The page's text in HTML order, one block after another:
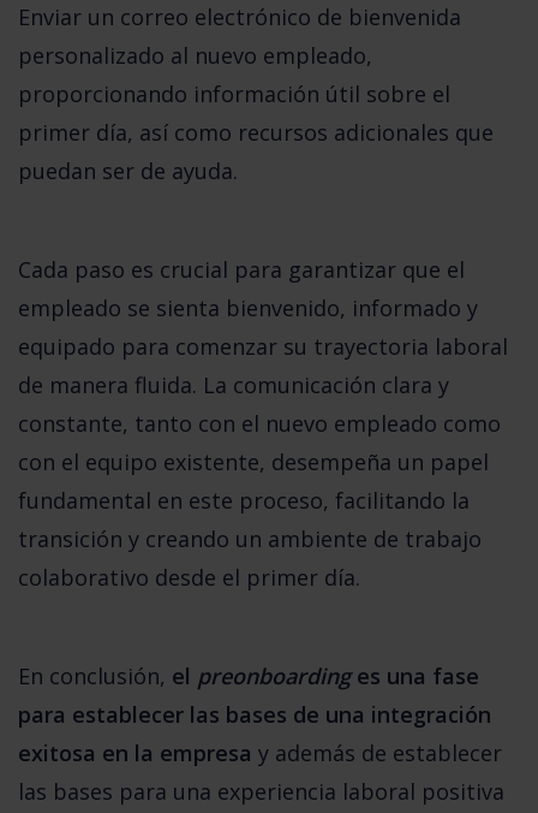
Enviar un correo electrónico de bienvenida
personalizado al nuevo empleado,
proporcionando información útil sobre el
primer día, así como recursos adicionales que
puedan ser de ayuda.
Cada paso es crucial para garantizar que el
empleado se sienta bienvenido, informado y
equipado para comenzar su trayectoria laboral
de manera fluida. La comunicación clara y
constante, tanto con el nuevo empleado como
con el equipo existente, desempeña un papel
fundamental en este proceso, facilitando la
transición y creando un ambiente de trabajo
colaborativo desde el primer día.
En conclusión, el preonboarding es una fase
para establecer las bases de una integración
exitosa en la empresa y además de establecer
las bases para una experiencia laboral positiva